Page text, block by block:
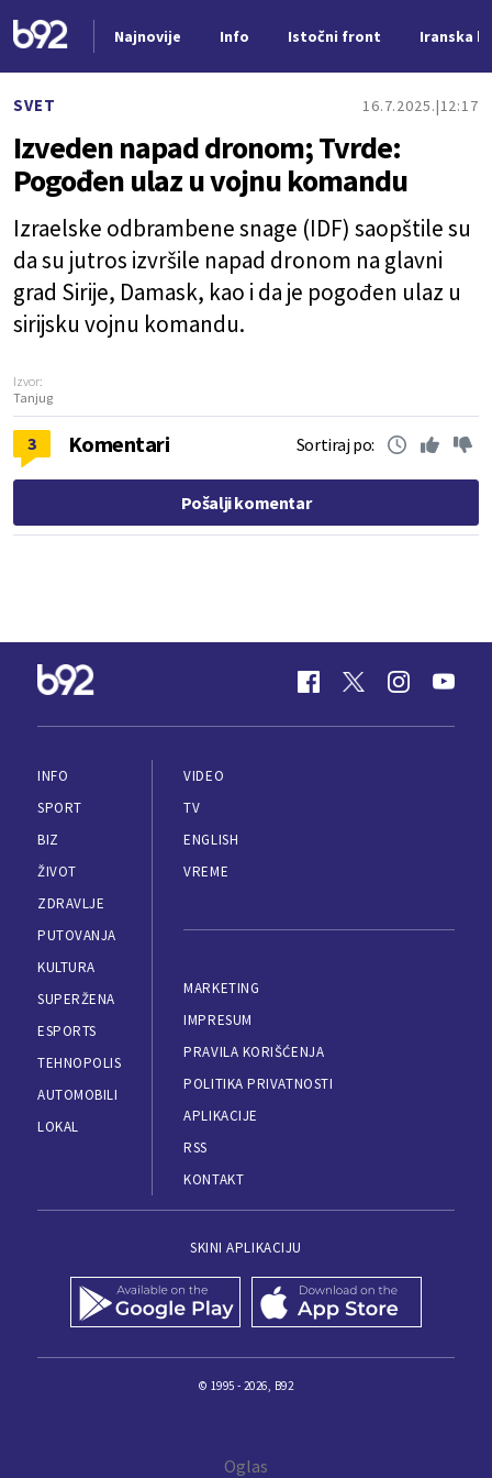
Najnovije Info Istočni front Iranska
SVET 16.7.2025. 12:17
Izveden napad dronom; Tvrde:
Pogođen ulaz u vojnu komandu
Izraelske odbrambene snage (IDF) saopštile su
da su jutros izvršile napad dronom na glavni
grad Sirije, Damask, kao i da je pogođen ulaz u
sirijsku vojnu komandu.
Izvor:
Tanjug
3 Komentari Sortiraj po:
Pošalji komentar
INFO
SPORT
BIZ
ŽIVOT
ZDRAVLJE
PUTOVANJA
KULTURA
SUPERŽENA
ESPORTS
TEHNOPOLIS
AUTOMOBILI
LOKAL
VIDEO
TV
ENGLISH
VREME
MARKETING
IMPRESUM
PRAVILA KORIŠĆENJA
POLITIKA PRIVATNOSTI
APLIKACIJE
RSS
KONTAKT
SKINI APLIKACIJU
© 1995 - 2026, B92